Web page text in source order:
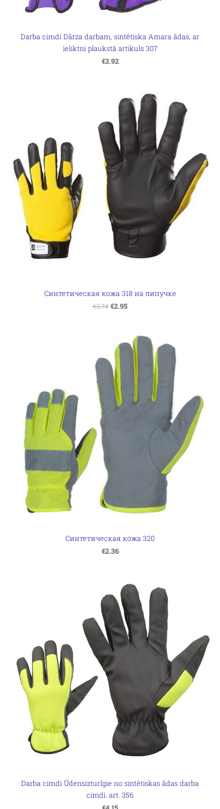
Darba cimdi Dārza darbam, sintētiska Amara ādas, ar
ieliktni plaukstā artikuls 307
€3.92
Синтетическая кожа 318 на липучке
€3.74 €2.95
Синтетическая кожа 320
€2.36
Darba cimdi Ūdensizturīgie no sintētiskas ādas darba
cimdi. art. 356